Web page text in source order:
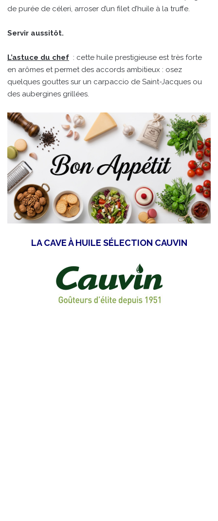
de purée de céleri, arroser d’un filet d’huile à la truffe.
Servir aussitôt.
L’astuce du chef : cette huile prestigieuse est très forte
en arômes et permet des accords ambitieux : osez
quelques gouttes sur un carpaccio de Saint-Jacques ou
des aubergines grillées.
LA CAVE À HUILE SÉLECTION CAUVIN